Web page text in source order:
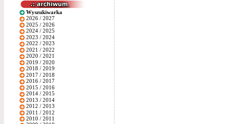
Wyszukiwarka
2026 / 2027
2025 / 2026
2024 / 2025
2023 / 2024
2022 / 2023
2021 / 2022
2020 / 2021
2019 / 2020
2018 / 2019
2017 / 2018
2016 / 2017
2015 / 2016
2014 / 2015
2013 / 2014
2012 / 2013
2011 / 2012
2010 / 2011